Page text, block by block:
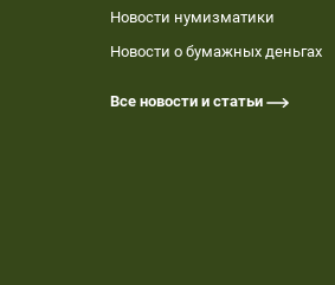
Новости нумизматики
Новости о бумажных деньгах
Все новости и статьи